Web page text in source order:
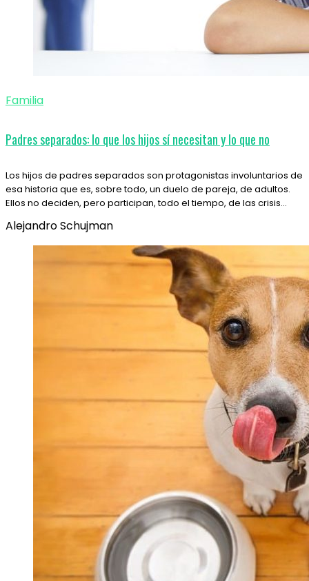
Familia
Padres separados: lo que los hijos sí necesitan y lo que no
Los hijos de padres separados son protagonistas involuntarios de
esa historia que es, sobre todo, un duelo de pareja, de adultos.
Ellos no deciden, pero participan, todo el tiempo, de las crisis…
Alejandro Schujman